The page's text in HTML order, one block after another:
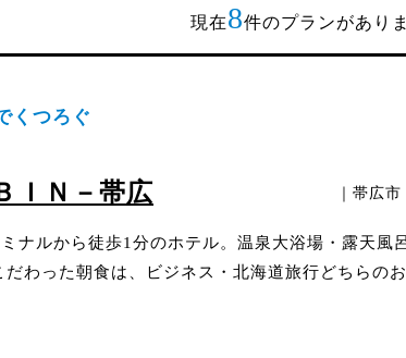
現在8件のプランがあり
くつろぐ
ＩＮ－帯広 ｜帯広市
ナルから徒歩1分のホテル。温泉大浴場・露天風
わった朝食は、ビジネス・北海道旅行どちらのお